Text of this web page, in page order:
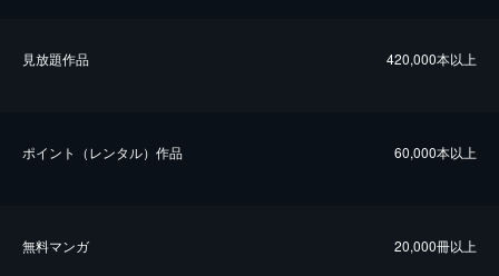
⾒放題作品 420,000本以上
ポイント（レンタル）作品 60,000本以上
無料マンガ 20,000冊以上